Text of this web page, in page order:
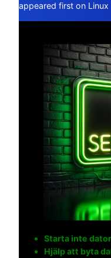
appeared first on Linux
Starta inte
Hjälp att byta